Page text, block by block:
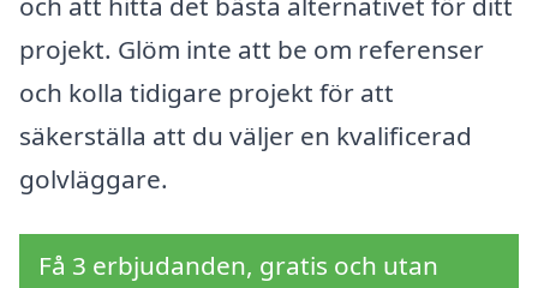
projekt. Glöm inte att be om referenser
och kolla tidigare projekt för att
säkerställa att du väljer en kvalificerad
golvläggare.
Få 3 erbjudanden, gratis och utan